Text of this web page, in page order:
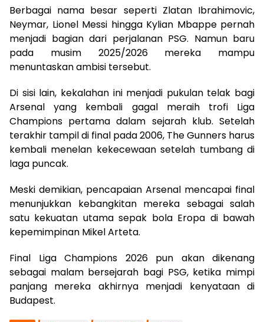
Berbagai nama besar seperti Zlatan Ibrahimovic,
Neymar, Lionel Messi hingga Kylian Mbappe pernah
menjadi bagian dari perjalanan PSG. Namun baru
pada musim 2025/2026 mereka mampu
menuntaskan ambisi tersebut.
Di sisi lain, kekalahan ini menjadi pukulan telak bagi
Arsenal yang kembali gagal meraih trofi Liga
Champions pertama dalam sejarah klub. Setelah
terakhir tampil di final pada 2006, The Gunners harus
kembali menelan kekecewaan setelah tumbang di
laga puncak.
Meski demikian, pencapaian Arsenal mencapai final
menunjukkan kebangkitan mereka sebagai salah
satu kekuatan utama sepak bola Eropa di bawah
kepemimpinan Mikel Arteta.
Final Liga Champions 2026 pun akan dikenang
sebagai malam bersejarah bagi PSG, ketika mimpi
panjang mereka akhirnya menjadi kenyataan di
Budapest.